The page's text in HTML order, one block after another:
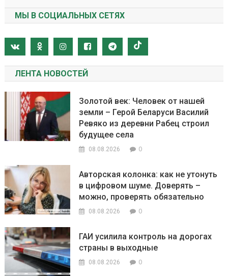
МЫ В СОЦИАЛЬНЫХ СЕТЯХ
ЛЕНТА НОВОСТЕЙ
Золотой век: Человек от нашей
земли – Герой Беларуси Василий
Ревяко из деревни Рабец строил
будущее села
08.08.2026 0
Авторская колонка: как не утонуть
в цифровом шуме. Доверять –
можно, проверять обязательно
08.08.2026 0
ГАИ усилила контроль на дорогах
страны в выходные
08.08.2026 0